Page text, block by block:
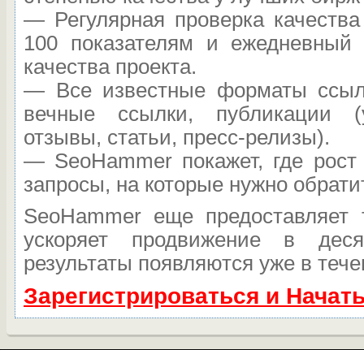
— Регулярная проверка
100 показателям и ежедневный
качества проекта.
— Все известные форматы
вечные ссылки, публикации
отзывы, статьи, пресс-релизы).
— SeoHammer покажет, где
запросы, на которые нужно
SeoHammer еще предоставляет
ускоряет продвижение в
результаты появляются уже в
Зарегистрироваться и